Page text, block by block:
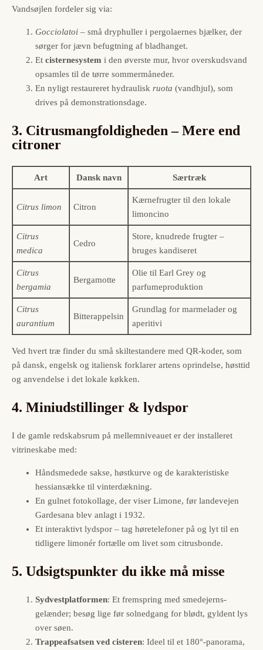
Vandsøjlen fordeler sig via:
Gocciolatoi – små dryphuller i pergolaernes bjælker, der
sørger for jævn befugtning af bladhanget.
Et cisternesystem i den øverste mur, hvor overskudsvand
opsamles til de tørre sommermåneder.
En nyligt restaureret hydraulisk ruota (vandhjul), som
drives på demonstrationsdage.
3. Citrusmangfoldigheden – Mere end
citroner
Art Dansk navn Særtræk
Citrus limon Citron
Kærnefrugter til den lokale
limoncino
Citrus
medica
Cedro
Store, knudrede frugter –
bruges kandiseret
Citrus
bergamia
Bergamotte
Olie til Earl Grey og
parfumeproduktion
Citrus
aurantium
Bitterappelsin
Grundlag for marmelader og
aperitivi
Ved hvert træ finder du små skiltestandere med QR-koder, som
på dansk, engelsk og italiensk forklarer artens oprindelse, høsttid
og anvendelse i det lokale køkken.
4. Miniudstillinger & lydspor
I de gamle redskabsrum på mellemniveauet er der installeret
vitrine­skabe med:
Håndsmedede sakse, høstkurve og de karakteristiske
hessian­sække til vinterdækning.
En gulnet fotokollage, der viser Limone, før landevejen
Gardesana blev anlagt i 1932.
Et interaktivt lydspor – tag høretelefoner på og lyt til en
tidligere limonér fortælle om livet som citrusbonde.
5. Udsigtspunkter du ikke må misse
Sydvestplatformen: Et fremspring med smedejerns­
gelænder; besøg lige før solnedgang for blødt, gyldent lys
over søen.
Trappeafsatsen ved cisteren: Ideel til et 180°-panorama,